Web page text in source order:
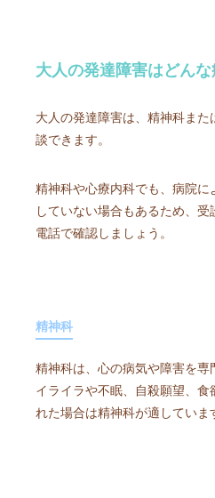
大人の発達障害はどん
大人の発達障害は、精神科ま
談できます。
精神科や心療内科でも、病院に
していない場合もあるため、
電話で確認しましょう。
精神科
精神科は、心の病気や障害を専
イライラや不眠、自殺願望、
れた場合は精神科が適していま